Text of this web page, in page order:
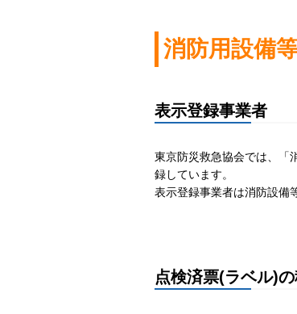
消防用設備
表示登録事業者
東京防災救急協会では、「
録しています。
表示登録事業者は消防設備
点検済票(ラベル)